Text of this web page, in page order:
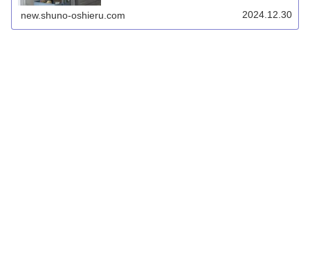
トがロースフルトのスモールサイズに改名され、高さが
61cmになりました。
new.shuno-oshieru.com 2024.12.30